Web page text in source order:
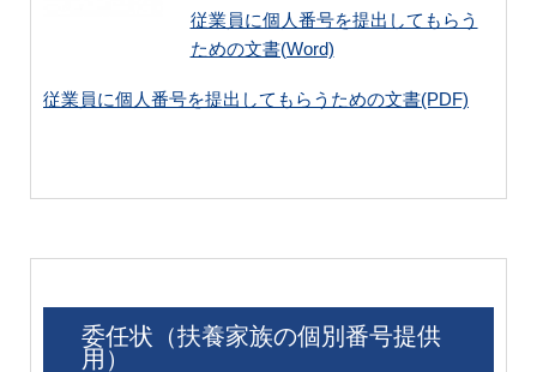
従業員に個人番号を提出してもらう
ための文書(Word)
従業員に個人番号を提出してもらうための文書(PDF)
委任状（扶養家族の個別番号提供
用）